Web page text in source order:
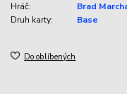
Hráč:
Brad
Druh karty:
Base
Do oblíbených